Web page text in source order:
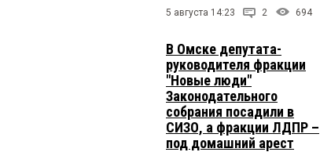
5 августа 14:23 2 694
В Омске депутата-
руководителя фракции
"Новые люди"
Законодательного
собрания посадили в
СИЗО, а фракции ЛДПР –
под домашний арест